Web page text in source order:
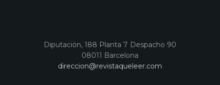
Diputación, 188 Planta 7 Despacho 90
08011 Barcelona
direccion@revistaqueleer.com